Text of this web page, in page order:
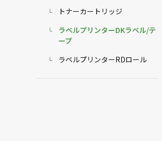
トナーカートリッジ
ラベルプリンターDKラベル/テ
ープ
ラベルプリンターRDロール